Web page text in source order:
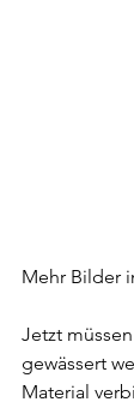
Mehr Bilder
Jetzt
gewässert
Material